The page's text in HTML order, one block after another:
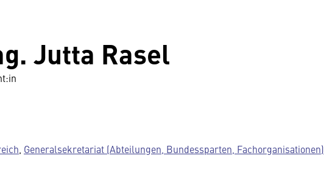
Jutta Rasel
Generalsekretariat (Abteilungen, Bundessparten, Fachorganisationen)